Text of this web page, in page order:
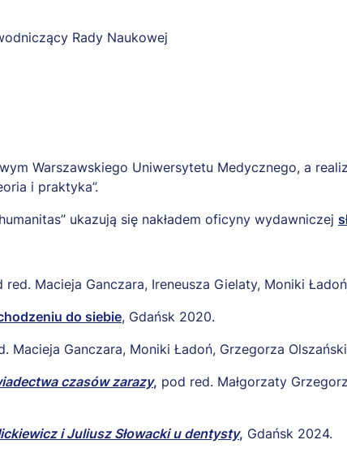
Rady Naukowej
Warszawskiego Uniwersytetu Medycznego, a
i praktyka”.
ukazują się nakładem oficyny wydawniczej
red. Macieja Ganczara, Ireneusza Gielaty, Moniki
do siebie, Gdańsk 2020.
Macieja Ganczara, Moniki Ładoń, Grzegorza
czasów zarazy, pod red. Małgorzaty
i Juliusz Słowacki u dentysty, Gdańsk 2024.